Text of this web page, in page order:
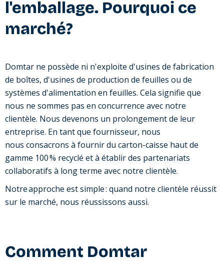
l'emballage. Pourquoi ce
marché?
Domtar ne possède ni n'exploite d'usines de fabrication
de boîtes, d'usines de production de feuilles ou de
systèmes d'alimentation en feuilles. Cela signifie que
nous ne sommes pas en concurrence avec notre
clientèle. Nous devenons un prolongement de leur
entreprise. En tant que fournisseur, nous
nous consacrons à fournir du carton-caisse haut de
gamme 100 % recyclé et à établir des partenariats
collaboratifs à long terme avec notre clientèle.
Notre approche est simple : quand notre clientèle réussit
sur le marché, nous réussissons aussi.
Comment Domtar